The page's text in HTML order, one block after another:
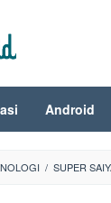
Android
/ SUPER